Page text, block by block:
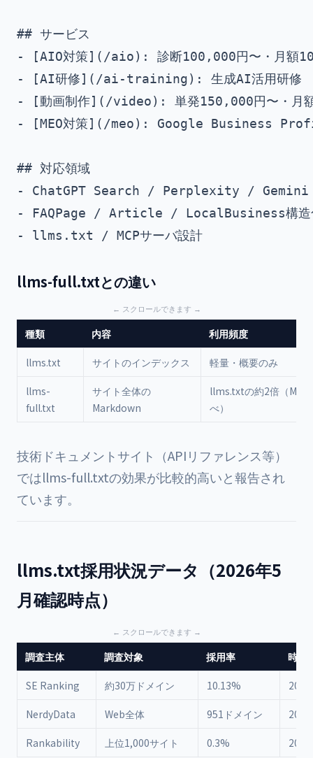
## サービス
- [AIO対策](/aio): 診断100,000円〜・月額
- [AI研修](/ai-training): 生成AI活用研修
- [動画制作](/video): 単発150,000円〜・月
- [MEO対策](/meo): Google Business
## 対応領域
- ChatGPT Search / Perplexity /
- FAQPage / Article / LocalBusiness構造
llms-full.txtとの違い
種類 内容 利用頻度
llms.txt サイトのインデックス 軽量・概要のみ
llms-
full.txt
サイト全体の
Markdown
llms.txtの約2倍（
べ）
技術ドキュメントサイト（APIリファレンス等）
ではllms-full.txtの効果が比較的高いと報告され
ています。
llms.txt採用状況データ（2026年5
月確認時点）
調査主体 調査対象 採用率 時期
SE Ranking 約30万ドメイン 10.13%
NerdyData Web全体 951ドメイン
Rankability 上位1,000サイト 0.3%